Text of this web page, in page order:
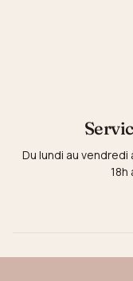
Du lundi au
18h